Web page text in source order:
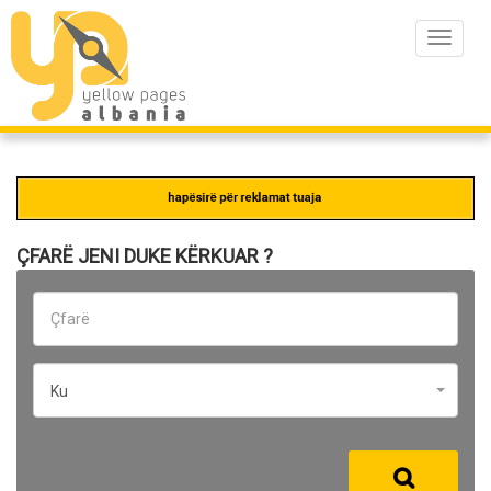
Toggle
ÇFARË JENI DUKE KËRKUAR ?
Ku